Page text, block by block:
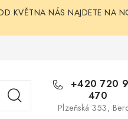
KVĚTNA NÁS NAJDETE NA
+420 720
470
Plzeňská 353,